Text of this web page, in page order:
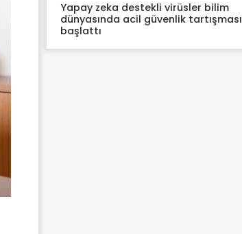
Yapay zeka destekli virüsler bilim
dünyasında acil güvenlik tartışması
başlattı